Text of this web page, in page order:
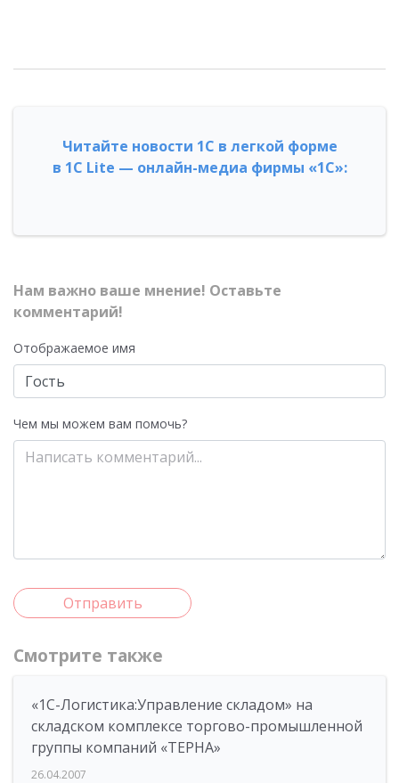
Читайте новости 1С в легкой форме
в 1С Lite — онлайн-медиа фирмы «1С»:
Нам важно ваше мнение! Оставьте
комментарий!
Отображаемое имя
Чем мы можем вам помочь?
Отправить
Смотрите также
«1С-Логистика:Управление складом» на
складском комплексе торгово-промышленной
группы компаний «ТЕРНА»
26.04.2007